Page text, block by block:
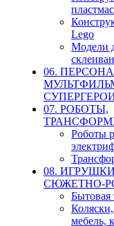
Lego
Модели
06.
07. РОБОТЫ,
Роботы
08.
СЮЖЕТНО-
Бытовая
мебель,